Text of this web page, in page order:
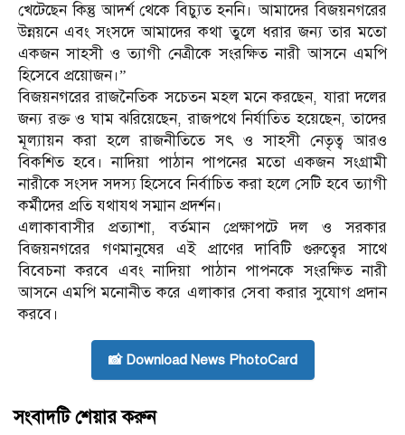
খেটেছেন কিন্তু আদর্শ থেকে বিচ্যুত হননি। আমাদের বিজয়নগরের
উন্নয়নে এবং সংসদে আমাদের কথা তুলে ধরার জন্য তার মতো
একজন সাহসী ও ত্যাগী নেত্রীকে সংরক্ষিত নারী আসনে এমপি
হিসেবে প্রয়োজন।”
বিজয়নগরের রাজনৈতিক সচেতন মহল মনে করছেন, যারা দলের
জন্য রক্ত ও ঘাম ঝরিয়েছেন, রাজপথে নির্যাতিত হয়েছেন, তাদের
মূল্যায়ন করা হলে রাজনীতিতে সৎ ও সাহসী নেতৃত্ব আরও
বিকশিত হবে। নাদিয়া পাঠান পাপনের মতো একজন সংগ্রামী
নারীকে সংসদ সদস্য হিসেবে নির্বাচিত করা হলে সেটি হবে ত্যাগী
কর্মীদের প্রতি যথাযথ সম্মান প্রদর্শন।
এলাকাবাসীর প্রত্যাশা, বর্তমান প্রেক্ষাপটে দল ও সরকার
বিজয়নগরের গণমানুষের এই প্রাণের দাবিটি গুরুত্বের সাথে
বিবেচনা করবে এবং নাদিয়া পাঠান পাপনকে সংরক্ষিত নারী
আসনে এমপি মনোনীত করে এলাকার সেবা করার সুযোগ প্রদান
করবে।
📸 Download News PhotoCard
সংবাদটি শেয়ার করুন